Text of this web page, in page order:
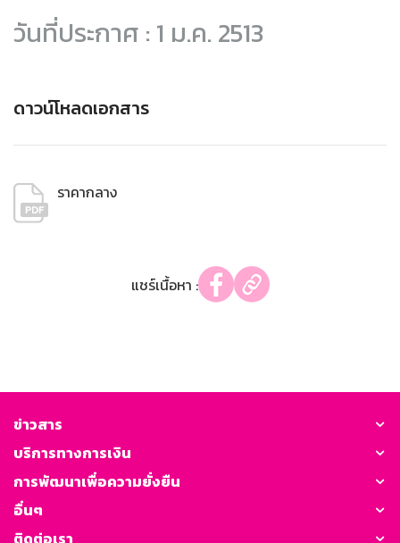
วันที่ประกาศ : 1 ม.ค. 2513
ดาวน์โหลดเอกสาร
ราคากลาง
แชร์เนื้อหา :
ข่าวสาร
บริการทางการเงิน
การพัฒนาเพื่อความยั่งยืน
อื่นๆ